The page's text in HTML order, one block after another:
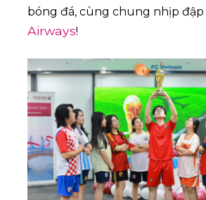
bóng đá, cùng chung nhịp đập
Airways!